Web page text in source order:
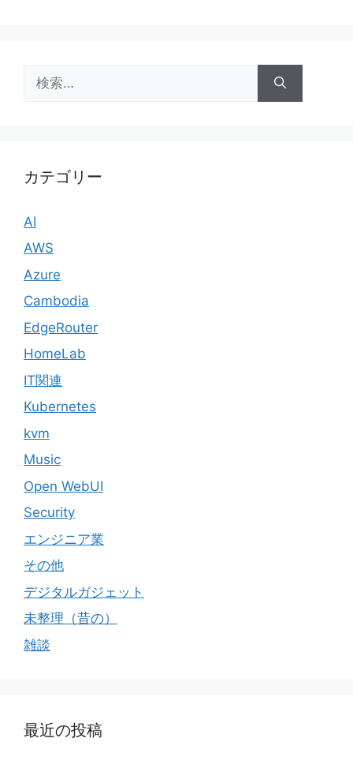
索:
カテゴリー
AI
AWS
Azure
Cambodia
EdgeRouter
HomeLab
IT関連
Kubernetes
kvm
Music
Open WebUI
Security
エンジニア業
その他
デジタルガジェット
未整理（昔の）
雑談
最近の投稿